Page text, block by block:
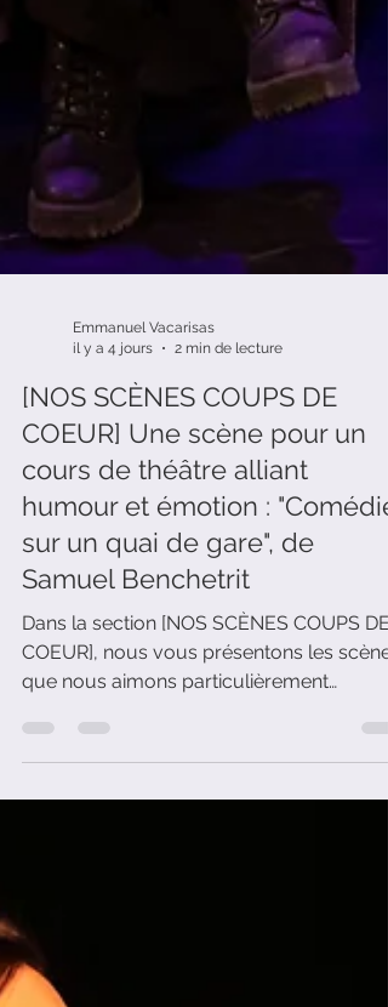
il y a 4 jours
2 min de lecture
[NOS SCÈNES COUPS DE
COEUR] Une scène pour un
cours de théâtre alliant
humour et émotion : "Comédie
sur un quai de gare", de
Samuel Benchetrit
Dans la section [NOS SCÈNES COUPS DE
COEUR], nous vous présentons les
que nous aimons particulièrement